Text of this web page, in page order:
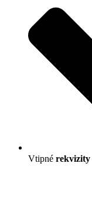
Vtipné rekvizity